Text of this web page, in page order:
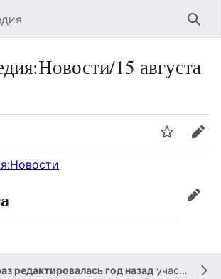
:Новости/15 августа
редактировалась год назад участником